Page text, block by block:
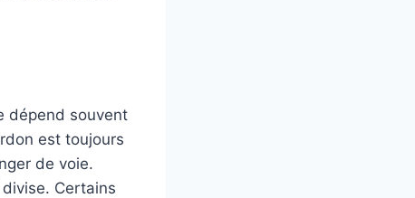
dépend souvent
est toujours
de voie.
divise. Certains